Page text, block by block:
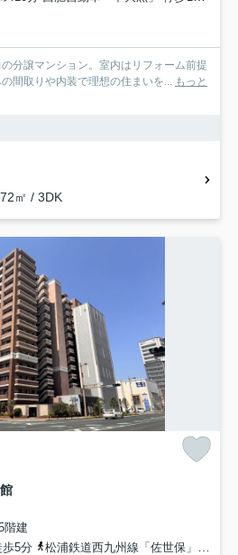
分譲マンション。室内はリフォーム前提
間取りや内装で理想の住まいを...
もっと
㎡ / 3DK
階建
5分
松浦鉄道西九州線「佐世保」駅 徒歩5分